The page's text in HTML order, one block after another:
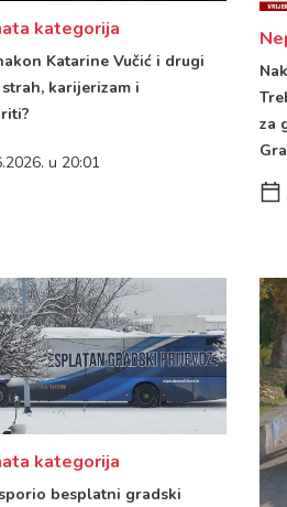
kategorija
Katarine Vučić i drugi
karijerizam i
u 20:01
za
kategorija
besplatni gradski